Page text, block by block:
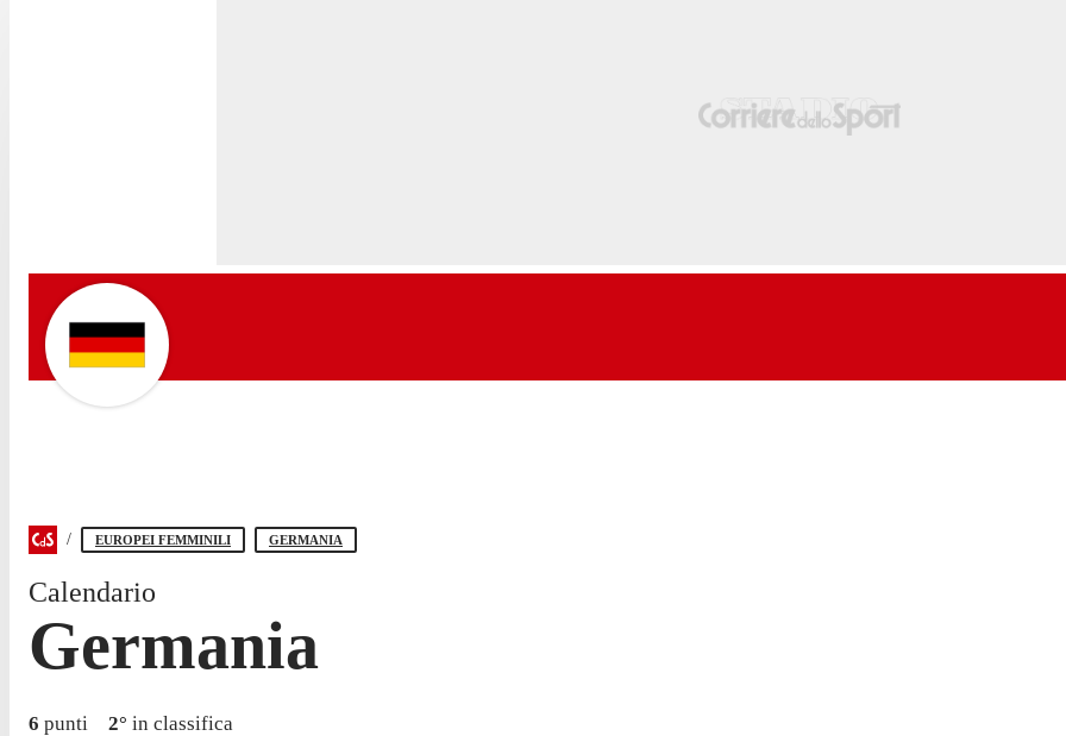
EUROPEI FEMMINILI GERMANIA
Calendario
Germania
6 punti 2° in classifica